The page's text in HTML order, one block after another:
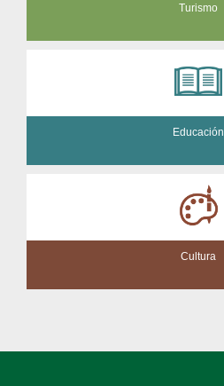
Turismo
Educación
Cultura